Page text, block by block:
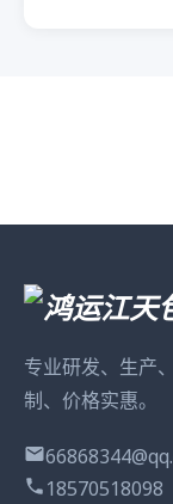
专业研发、生产
制、价格实惠。
18570518098